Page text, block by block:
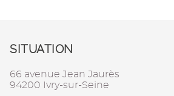
SITUATION
66 avenue Jean Jaurès
94200 Ivry-sur-Seine